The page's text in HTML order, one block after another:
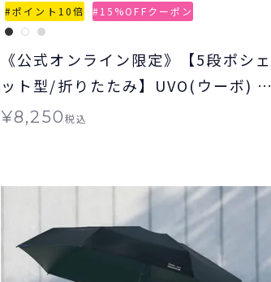
ポイント10倍
15%OFFクーポン
《公式オンライン限定》【5段ポシェ
ット型/折りたたみ】UVO(ウーボ) 最
強の日傘 シャーリングストラップポ
¥8,250税込